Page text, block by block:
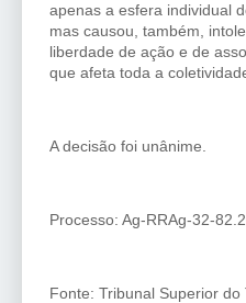
apenas a esfera individual
mas causou, também,
liberdade de ação e de
que afeta toda a
A decisão foi unânime.
Processo: Ag-RRAg-32-
Fonte: Tribunal Superior do